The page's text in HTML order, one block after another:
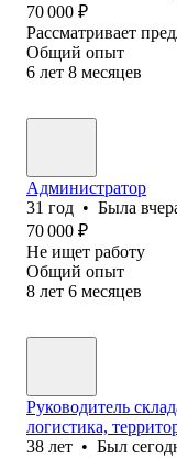
70 000 ₽
Рассматривает
Общий опыт
6 лет 8 месяцев
Администратор
31 год • Была
70 000 ₽
Не ищет работу
Общий опыт
8 лет 6 месяцев
Руководитель
логистика,
38 лет • Был